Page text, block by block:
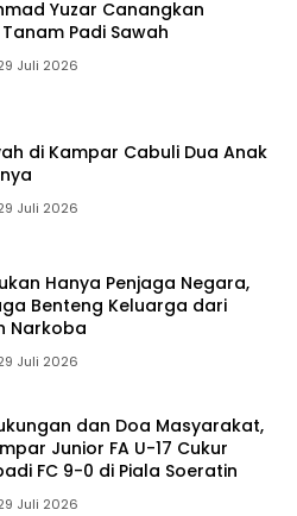
Yuzar Canangkan
Padi Sawah
Juli 2026
di Kampar Cabuli Dua Anak
Juli 2026
Hanya Penjaga Negara,
Benteng Keluarga dari
Narkoba
Juli 2026
dan Doa Masyarakat,
Junior FA U-17 Cukur
FC 9-0 di Piala Soeratin
Juli 2026